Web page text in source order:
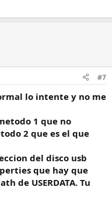
#7
lo intente y no me
1 que no
2 que es el que
del disco usb
que hay que
de USERDATA. Tu